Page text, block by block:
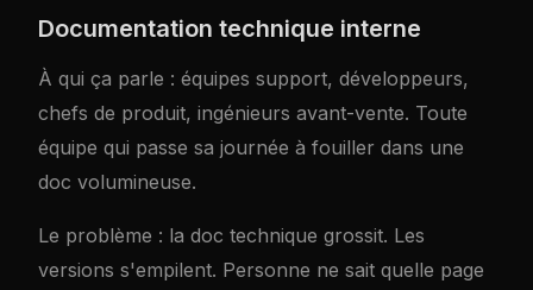
Documentation technique interne
À qui ça parle : équipes support, développeurs,
chefs de produit, ingénieurs avant-vente. Toute
équipe qui passe sa journée à fouiller dans une
doc volumineuse.
Le problème : la doc technique grossit. Les
versions s'empilent. Personne ne sait quelle page